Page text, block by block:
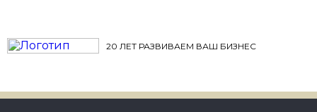
20 ЛЕТ РАЗВИВАЕМ ВАШ БИЗНЕС